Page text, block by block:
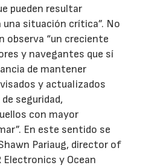
pueden resultar
situación crítica”. No
observa “un creciente
y navegantes que sí
de mantener
y actualizados
seguridad,
con mayor
En este sentido se
Pariaug, director of
Electronics y Ocean